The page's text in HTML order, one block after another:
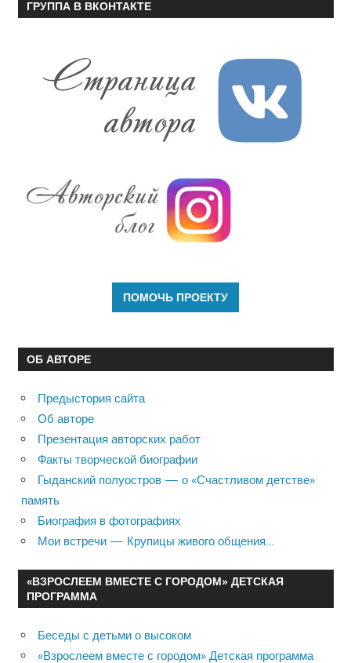
ГРУППА В ВКОНТАКТЕ
ОБ АВТОРЕ
Предыстория сайта
Об авторе
Презентация авторских работ
Факты творческой биографии
Гыданский полуостров — о «Счастливом детстве»
память
Биография в фотографиях
Мои встречи — Крупицы живого общения…
«ВЗРОСЛЕЕМ ВМЕСТЕ С ГОРОДОМ» ДЕТСКАЯ
ПРОГРАММА
Беседы с детьми о высоком
«Взрослеем вместе с городом» Детская программа